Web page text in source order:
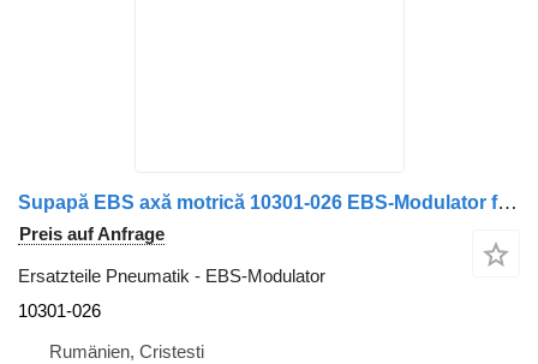
Supapă EBS axă motrică 10301-026 EBS-Modulator für MAN 10301 026 LKW
Preis auf Anfrage
Ersatzteile Pneumatik - EBS-Modulator
10301-026
Rumänien, Cristesti